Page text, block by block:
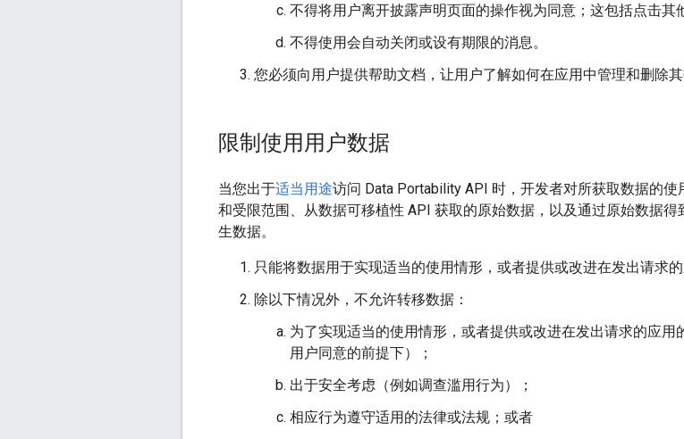
不得将用户离开披露声明页面的操作视为同意；这包括点击其
不得使用会自动关闭或设有期限的消息。
您必须向用户提供帮助文档，让用户了解如何在应用中管理和删除其
限制使用用户数据
当您出于适当用途访问 Data Portability API 时，开发者对所获取数据的
和受限范围、从数据可移植性 API 获取的原始数据，以及通过原始数据
生数据。
只能将数据用于实现适当的使用情形，或者提供或改进在发出请求
除以下情况外，不允许转移数据：
为了实现适当的使用情形，或者提供或改进在发出请求的应
用户同意的前提下）；
出于安全考虑（例如调查滥用行为）；
相应行为遵守适用的法律或法规；或者